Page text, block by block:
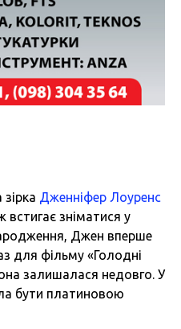
Дженніфер Лоуренс
встигає зніматися у
Джен вперше
для фільму «Голодні
залишалася недовго. У
бути платиновою